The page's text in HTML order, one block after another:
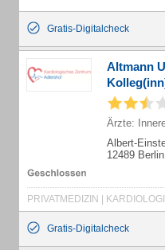
Gratis-Digitalcheck
Altmann
Albert-
12489
Gratis-Digitalcheck